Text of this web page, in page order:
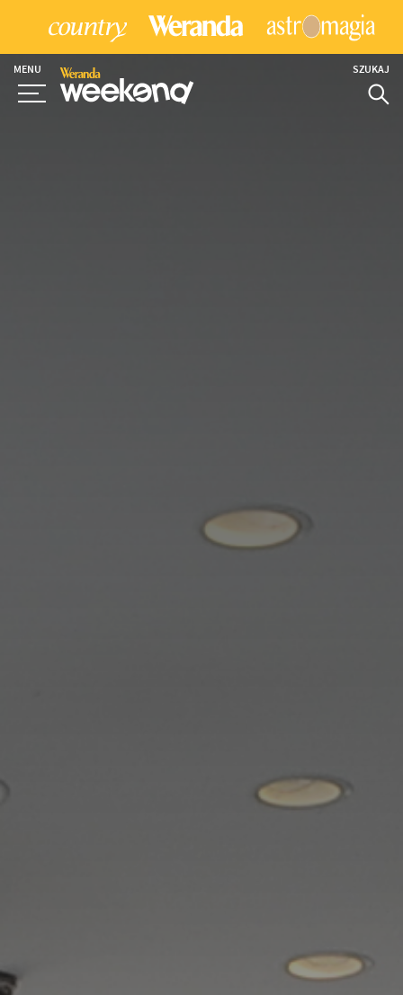
MENU SZUKAJ